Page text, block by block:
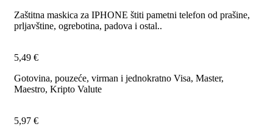
Zaštitna maskica za IPHONE štiti pametni telefon od prašine,
prljavštine, ogrebotina, padova i ostal..
5,49 €
Gotovina, pouzeće, virman i jednokratno Visa, Master,
Maestro, Kripto Valute
5,97 €